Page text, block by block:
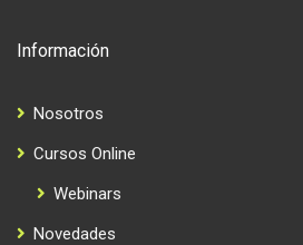
Información
Nosotros
Cursos Online
Webinars
Novedades